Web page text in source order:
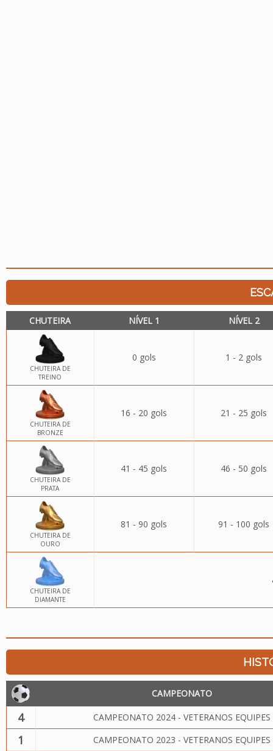
CHUTEIRA NÍVEL 1 NÍVEL 2
CHUTEIRA DE
TREINO
0 gols 1 - 2 gols
CHUTEIRA DE
BRONZE
16 - 20 gols 21 - 25 gols
CHUTEIRA DE
PRATA
41 - 45 gols 46 - 50 gols
CHUTEIRA DE
OURO
81 - 90 gols 91 - 100 gols
CHUTEIRA DE
DIAMANTE
CAMPEONATO
4 CAMPEONATO 2024 - VETERANOS EQUIPES
1 CAMPEONATO 2023 - VETERANOS EQUIPES